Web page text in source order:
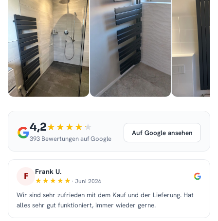
4,2
393 Bewertungen auf Google
Auf Google ansehen
F Frank U.
· Juni 2026
Wir sind sehr zufrieden mit dem Kauf und der Lieferung. Hat
alles sehr gut funktioniert, immer wieder gerne.